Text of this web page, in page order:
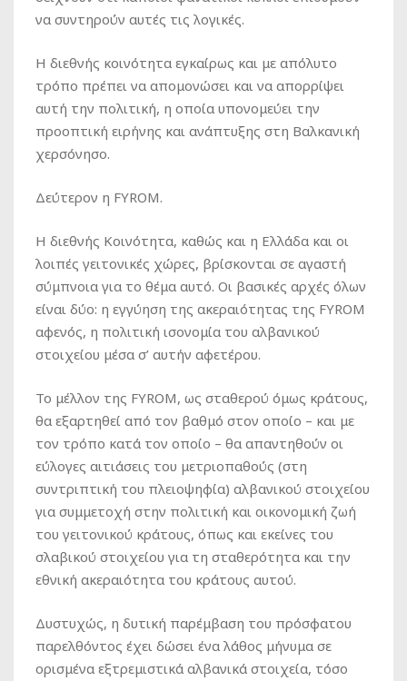
να συντηρούν αυτές τις λογικές.
Η διεθνής κοινότητα εγκαίρως και με απόλυτο
τρόπο πρέπει να απομονώσει και να απορρίψει
αυτή την πολιτική, η οποία υπονομεύει την
προοπτική ειρήνης και ανάπτυξης στη Βαλκανική
χερσόνησο.
Δεύτερον η FYROM.
Η διεθνής Κοινότητα, καθώς και η Ελλάδα και οι
λοιπές γειτονικές χώρες, βρίσκονται σε αγαστή
σύμπνοια για το θέμα αυτό. Οι βασικές αρχές όλων
είναι δύο: η εγγύηση της ακεραιότητας της FYROM
αφενός, η πολιτική ισονομία του αλβανικού
στοιχείου μέσα σ’ αυτήν αφετέρου.
Το μέλλον της FYROM, ως σταθερού όμως κράτους,
θα εξαρτηθεί από τον βαθμό στον οποίο – και με
τον τρόπο κατά τον οποίο – θα απαντηθούν οι
εύλογες αιτιάσεις του μετριοπαθούς (στη
συντριπτική του πλειοψηφία) αλβανικού στοιχείου
για συμμετοχή στην πολιτική και οικονομική ζωή
του γειτονικού κράτους, όπως και εκείνες του
σλαβικού στοιχείου για τη σταθερότητα και την
εθνική ακεραιότητα του κράτους αυτού.
Δυστυχώς, η δυτική παρέμβαση του πρόσφατου
παρελθόντος έχει δώσει ένα λάθος μήνυμα σε
ορισμένα εξτρεμιστικά αλβανικά στοιχεία, τόσο